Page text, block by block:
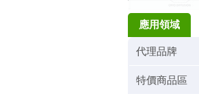
應用領域
代理品牌
特價商品區